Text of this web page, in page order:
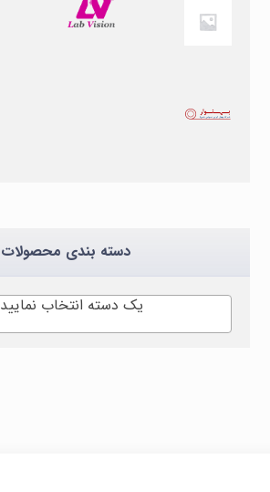
دسته بندی محصولات
یک دسته انتخاب نمایید